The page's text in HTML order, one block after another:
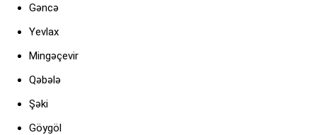
Gəncə
Yevlax
Mingəçevir
Qəbələ
Şəki
Göygöl